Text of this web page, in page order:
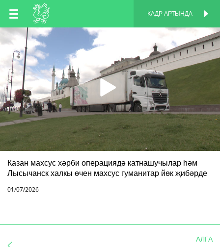
TT
RU
КАДР АРТЫНДА
Казан махсус хәрби операциядә катнашучылар һәм
Лысычанск халкы өчен махсус гуманитар йөк җибәрде
01/07/2026
АЛГА
КАДР АРТЫНДА